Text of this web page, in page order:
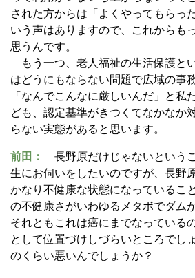
された方からは「よくやってもらっ
いう声はありますので、これからも
思うんです。
もう一つ、老人福祉の生活保護と
はどうにもならない問題で広域の事
「なんでこんなに厳しいんだ」と私
ども、認定基準がきつくてなかなか
らない実態があると思います。
前田：
長野原だけじゃないという
生にお伺いをしたいのですが、長野
かなり不健康な状態になっているこ
の不健康さがいわゆるメタボでダム
それともこれは癌にまでなっている
として位置づけしづらいところでし
のくらい悪いんでしょうか？